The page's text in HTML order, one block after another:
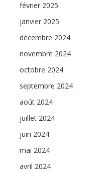
février 2025
janvier 2025
décembre 2024
novembre 2024
octobre 2024
septembre 2024
août 2024
juillet 2024
juin 2024
mai 2024
avril 2024